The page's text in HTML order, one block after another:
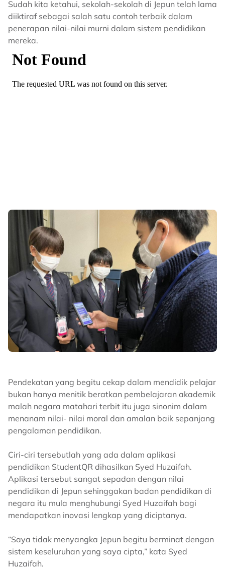
Sudah kita ketahui, sekolah-sekolah di Jepun telah lama
diiktiraf sebagai salah satu contoh terbaik dalam
penerapan nilai-nilai murni dalam sistem pendidikan
mereka.
Pendekatan yang begitu cekap dalam mendidik pelajar
bukan hanya menitik beratkan pembelajaran akademik
malah negara matahari terbit itu juga sinonim dalam
menanam nilai- nilai moral dan amalan baik sepanjang
pengalaman pendidikan.
Ciri-ciri tersebutlah yang ada dalam aplikasi
pendidikan StudentQR dihasilkan Syed Huzaifah.
Aplikasi tersebut sangat sepadan dengan nilai
pendidikan di Jepun sehinggakan badan pendidikan di
negara itu mula menghubungi Syed Huzaifah bagi
mendapatkan inovasi lengkap yang diciptanya.
“Saya tidak menyangka Jepun begitu berminat dengan
sistem keseluruhan yang saya cipta,” kata Syed
Huzaifah.